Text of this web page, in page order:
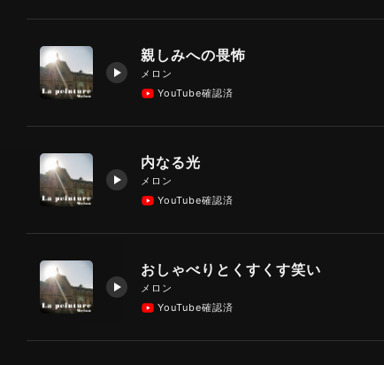
親しみへの畏怖
メロン
YouTube確認済
内なる光
メロン
YouTube確認済
おしゃべりとくすくす笑い
メロン
YouTube確認済